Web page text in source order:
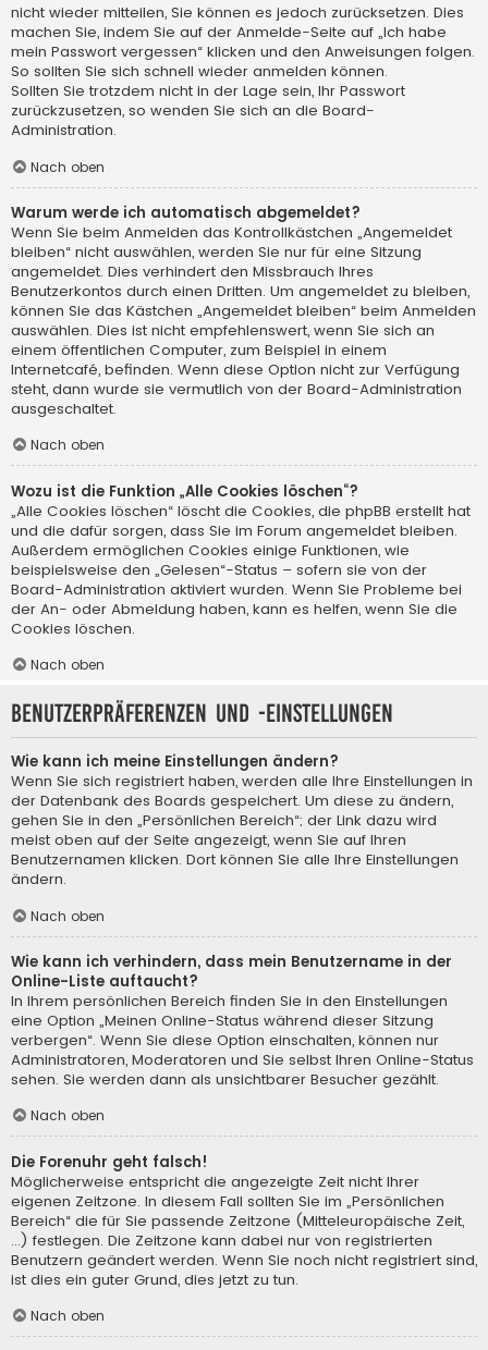
nicht wieder mitteilen, Sie können es jedoch zurücksetzen. Dies
machen Sie, indem Sie auf der Anmelde-Seite auf „Ich habe
mein Passwort vergessen“ klicken und den Anweisungen folgen.
So sollten Sie sich schnell wieder anmelden können.
Sollten Sie trotzdem nicht in der Lage sein, Ihr Passwort
zurückzusetzen, so wenden Sie sich an die Board-
Administration.
Nach oben
Warum werde ich automatisch abgemeldet?
Wenn Sie beim Anmelden das Kontrollkästchen „Angemeldet
bleiben“ nicht auswählen, werden Sie nur für eine Sitzung
angemeldet. Dies verhindert den Missbrauch Ihres
Benutzerkontos durch einen Dritten. Um angemeldet zu bleiben,
können Sie das Kästchen „Angemeldet bleiben“ beim Anmelden
auswählen. Dies ist nicht empfehlenswert, wenn Sie sich an
einem öffentlichen Computer, zum Beispiel in einem
Internetcafé, befinden. Wenn diese Option nicht zur Verfügung
steht, dann wurde sie vermutlich von der Board-Administration
ausgeschaltet.
Nach oben
Wozu ist die Funktion „Alle Cookies löschen“?
„Alle Cookies löschen“ löscht die Cookies, die phpBB erstellt hat
und die dafür sorgen, dass Sie im Forum angemeldet bleiben.
Außerdem ermöglichen Cookies einige Funktionen, wie
beispielsweise den „Gelesen“-Status – sofern sie von der
Board-Administration aktiviert wurden. Wenn Sie Probleme bei
der An- oder Abmeldung haben, kann es helfen, wenn Sie die
Cookies löschen.
Nach oben
Benutzerpräferenzen und -einstellungen
Wie kann ich meine Einstellungen ändern?
Wenn Sie sich registriert haben, werden alle Ihre Einstellungen in
der Datenbank des Boards gespeichert. Um diese zu ändern,
gehen Sie in den „Persönlichen Bereich“; der Link dazu wird
meist oben auf der Seite angezeigt, wenn Sie auf Ihren
Benutzernamen klicken. Dort können Sie alle Ihre Einstellungen
ändern.
Nach oben
Wie kann ich verhindern, dass mein Benutzername in der
Online-Liste auftaucht?
In Ihrem persönlichen Bereich finden Sie in den Einstellungen
eine Option „Meinen Online-Status während dieser Sitzung
verbergen“. Wenn Sie diese Option einschalten, können nur
Administratoren, Moderatoren und Sie selbst Ihren Online-Status
sehen. Sie werden dann als unsichtbarer Besucher gezählt.
Nach oben
Die Forenuhr geht falsch!
Möglicherweise entspricht die angezeigte Zeit nicht Ihrer
eigenen Zeitzone. In diesem Fall sollten Sie im „Persönlichen
Bereich“ die für Sie passende Zeitzone (Mitteleuropäische Zeit,
...) festlegen. Die Zeitzone kann dabei nur von registrierten
Benutzern geändert werden. Wenn Sie noch nicht registriert sind,
ist dies ein guter Grund, dies jetzt zu tun.
Nach oben